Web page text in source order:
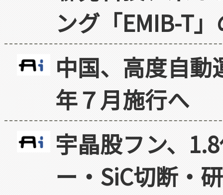
ング「EMIB-T
中国、高度自
年７月施行へ
宇晶股フン、
ー・SiC切断・